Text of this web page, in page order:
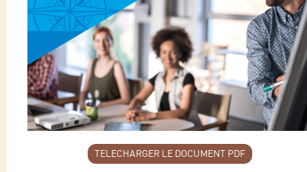
TELECHARGER LE DOCUMENT PDF